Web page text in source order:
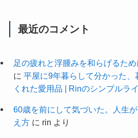
最近のコメント
足の疲れと浮腫みを和らげるた
に 平屋に9年暮らして分かった、
くれた愛用品 | Rinのシンプルラ
60歳を前にして気づいた。人生
え方に rin より